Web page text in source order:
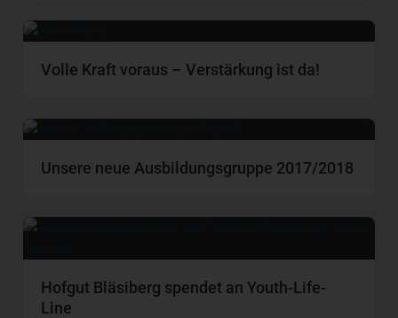
Volle Kraft voraus – Verstärkung ist da!
Unsere neue Ausbildungsgruppe 2017/2018
Hofgut Bläsiberg spendet an Youth-Life-
Line